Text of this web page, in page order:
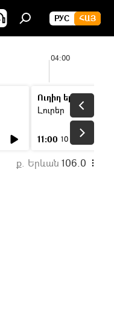
РУС ՀԱՅ
04:00
Ուղիղ եթեր
Լուրեր
11:00 10 ր
ք. Երևան 106.0